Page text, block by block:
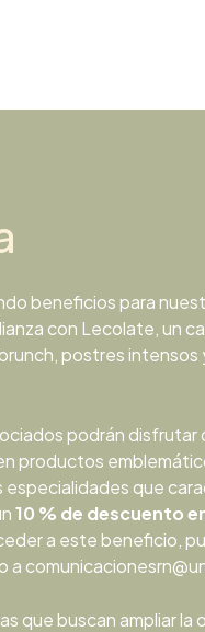
beneficios para
con Lecolate, un
postres intensos
podrán disfrutar
productos
especialidades que
10 % de descuento
a este beneficio,
que buscan ampliar la